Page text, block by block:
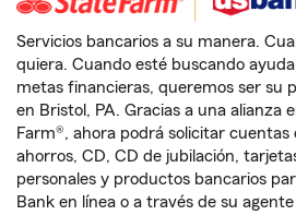
Servicios bancarios a su manera.
quiera. Cuando esté buscando
metas financieras, queremos ser su
en Bristol, PA. Gracias a una alianza
Farm®, ahora podrá solicitar
ahorros, CD, CD de jubilación,
personales y productos bancarios
Bank en línea o a través de su